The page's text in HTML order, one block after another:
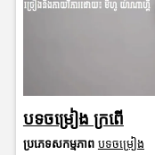
បទចម្រៀង ក្រពើ
ប្រភេទសកម្មភាព បទចម្រៀង